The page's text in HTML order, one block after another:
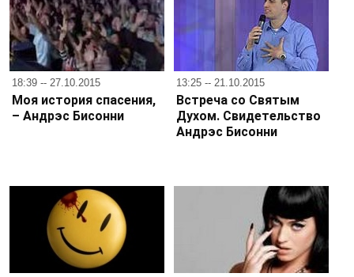
18:39 -- 27.10.2015
Моя история спасения,
– Андрэс Бисонни
13:25 -- 21.10.2015
Встреча со Святым
Духом. Свидетельство
Андрэс Бисонни